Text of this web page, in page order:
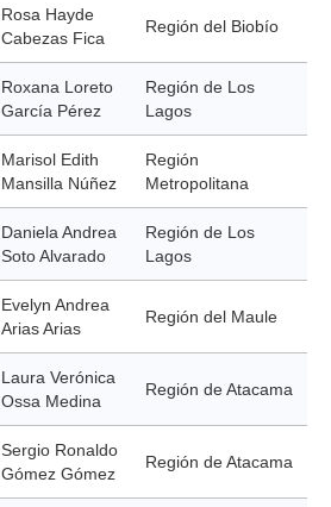
Rosa Hayde
Cabezas Fica
Región del Biobío
Roxana Loreto
García Pérez
Región de Los
Lagos
Marisol Edith
Mansilla Núñez
Región
Metropolitana
Daniela Andrea
Soto Alvarado
Región de Los
Lagos
Evelyn Andrea
Arias Arias
Región del Maule
Laura Verónica
Ossa Medina
Región de Atacama
Sergio Ronaldo
Gómez Gómez
Región de Atacama